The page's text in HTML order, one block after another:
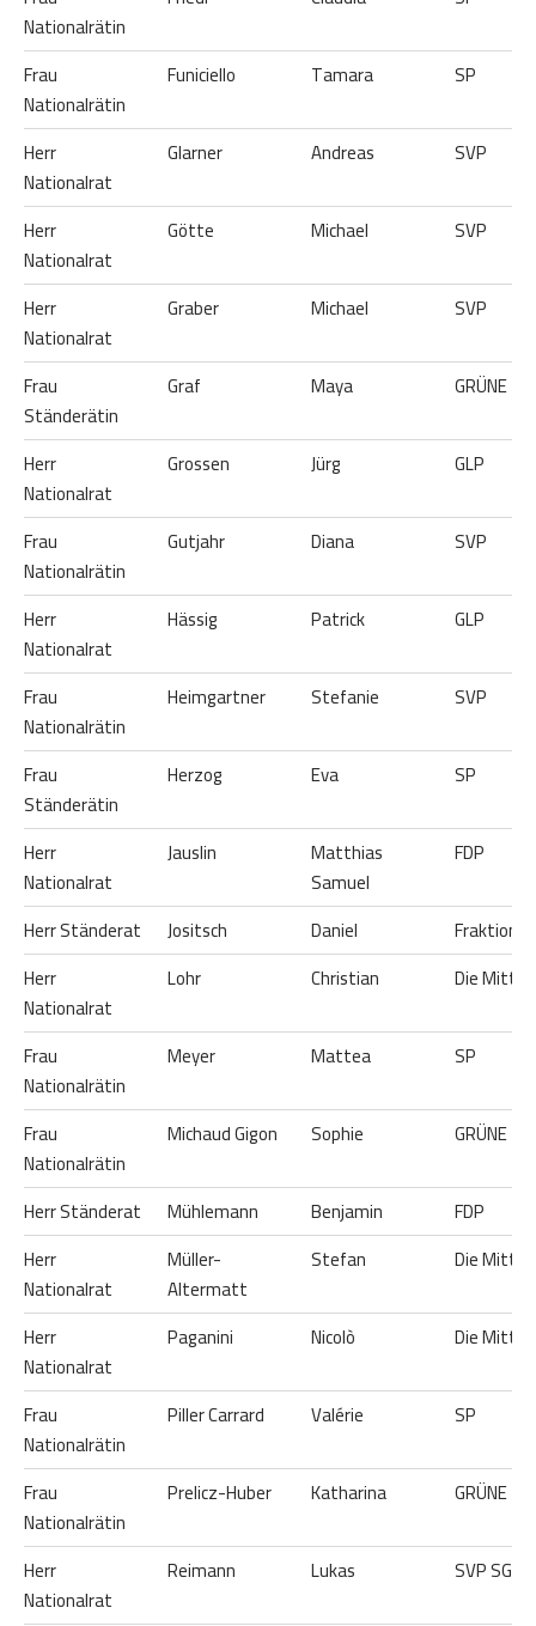
Nationalrätin
Frau
Nationalrätin
Funiciello Tamara SP
Herr
Nationalrat
Glarner Andreas SVP
Herr
Nationalrat
Götte Michael SVP
Herr
Nationalrat
Graber Michael SVP
Frau
Ständerätin
Graf Maya GRÜNE
Herr
Nationalrat
Grossen Jürg GLP
Frau
Nationalrätin
Gutjahr Diana SVP
Herr
Nationalrat
Hässig Patrick GLP
Frau
Nationalrätin
Heimgartner Stefanie SVP
Frau
Ständerätin
Herzog Eva SP
Herr
Nationalrat
Jauslin
Matthias
Samuel
FDP
Herr Ständerat Jositsch Daniel
Herr
Nationalrat
Lohr Christian Die Mitte
Frau
Nationalrätin
Meyer Mattea SP
Frau
Nationalrätin
Michaud Gigon Sophie GRÜNE
Herr Ständerat Mühlemann Benjamin
FDP
Herr
Nationalrat
Müller-
Altermatt
Stefan Die Mitte
Herr
Nationalrat
Paganini Nicolò Die Mitte
Frau
Nationalrätin
Piller Carrard Valérie SP
Frau
Nationalrätin
Prelicz-Huber Katharina GRÜNE
Herr
Nationalrat
Reimann Lukas SVP SG